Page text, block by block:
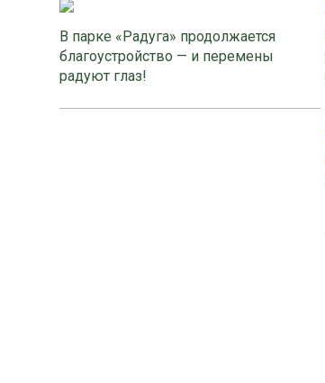
В парке «Радуга» продолжается
благоустройство — и перемены
радуют глаз!